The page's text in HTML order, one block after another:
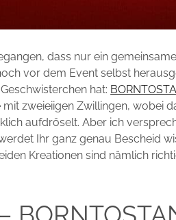
dass nur ein
vor dem Event selbst
hat:
zweieiigen Zwillingen, wobei
aufdröselt. Aber ich
Ihr ganz genau Bescheid
Kreationen sind nämlich